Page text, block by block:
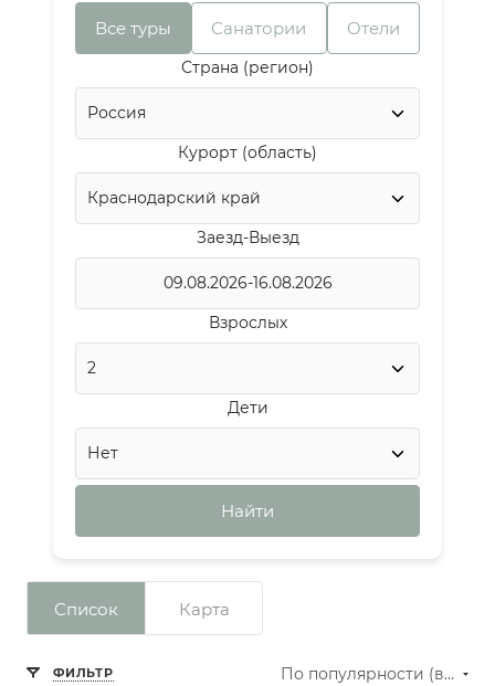
Все туры Санатории Отели
Страна (регион)
Курорт (область)
Заезд-Выезд
Взрослых
Дети
Найти
Список Карта
ФИЛЬТР По популярности (возрастание)